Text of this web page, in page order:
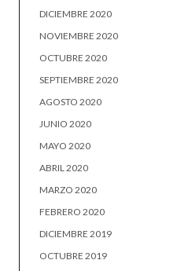
DICIEMBRE 2020
NOVIEMBRE 2020
OCTUBRE 2020
SEPTIEMBRE 2020
AGOSTO 2020
JUNIO 2020
MAYO 2020
ABRIL 2020
MARZO 2020
FEBRERO 2020
DICIEMBRE 2019
OCTUBRE 2019